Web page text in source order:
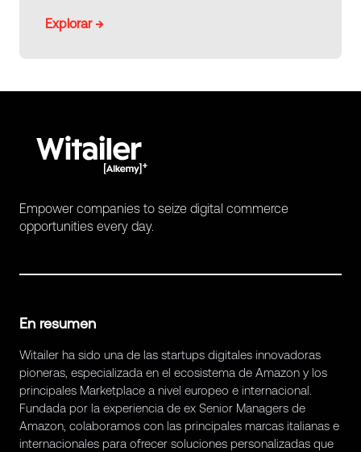
Explorar →
Empower companies to seize digital commerce
opportunities every day.
En resumen
Witailer ha sido una de las startups digitales innovadoras
pioneras, especializada en el ecosistema de Amazon y los
principales Marketplace a nivel europeo e internacional.
Fundada por la experiencia de ex Senior Managers de
Amazon, colaboramos con las principales marcas italianas e
internacionales para ofrecer soluciones personalizadas que